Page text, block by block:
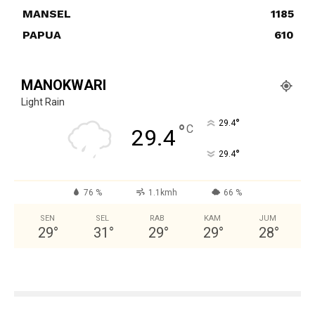
MANSEL
1185
PAPUA
610
MANOKWARI
Light Rain
29.4°C 29.4°
29.4°
76 % 1.1kmh 66 %
SEN
29°
SEL
31 °
RAB
29°
KAM
29°
JUM
28°